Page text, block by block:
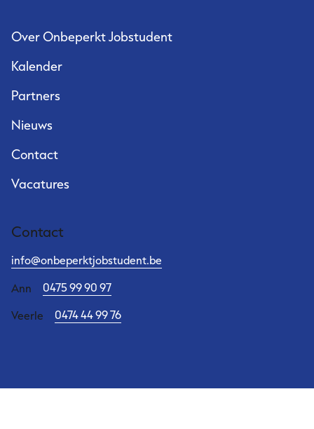
Over Onbeperkt Jobstudent
Kalender
Partners
Nieuws
Contact
Vacatures
Contact
info@onbeperktjobstudent.be
Ann
0475 99 90 97
Veerle
0474 44 99 76